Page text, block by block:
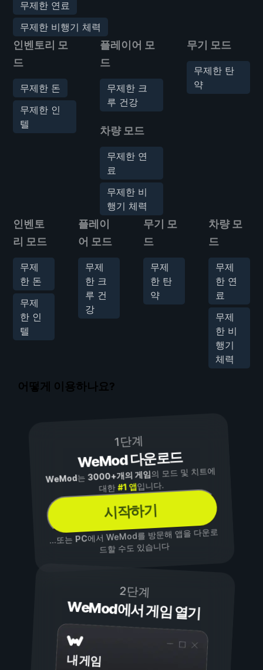
무제한 연료
무제한 비행기 체력
인벤토리 모
드
무제한 돈
무제한 인
텔
플레이어 모
드
무제한 크
루 건강
차량 모드
무제한 연
료
무제한 비
행기 체력
무기 모드
무제한 탄
약
인벤토
리 모드
무제
한 돈
무제
한 인
텔
플레이
어 모드
무제
한 크
루 건
강
무기 모
드
무제
한 탄
약
차량 모
드
무제
한 연
료
무제
한 비
행기
체력
어떻게 이용하나요?
1단계
WeMod 다운로드
WeMod는3000+개의 게임의 모드 및 치트에
대한#1 앱입니다.
시작하기
...또는PC에서 WeMod를 방문해 앱을 다운로
드할 수도 있습니다
2단계
WeMod에서 게임 열기
내 게임